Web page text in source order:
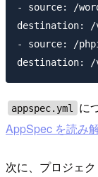
- source: /
destination: /
- source: /
appspec.yml に
AppSpec を読み
次に、プロジェク